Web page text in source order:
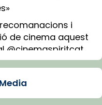
i
de cinema aquest
@cinemaspiritcat
(OpenAI)